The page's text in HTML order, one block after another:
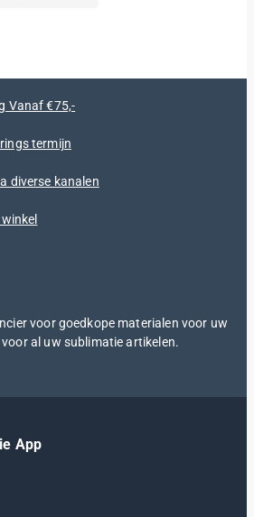
Vanaf €75,-
termijn
diverse kanalen
voor goedkope materialen voor uw
al uw sublimatie artikelen.
App